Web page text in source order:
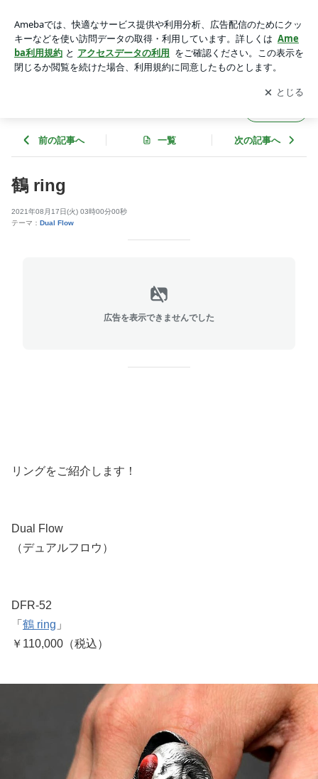
アプリをダウンロードして ブログの更新通知
を受け取りまし
ょう。
開く
前の記事へ 一覧 次の記事へ
鶴 ring
2021年08月17日(火) 03時00分00秒
テーマ： Dual Flow
広告を表示できませんでした
リングをご紹介します！
Dual Flow
（デュアルフロウ）
DFR-52
「 鶴 ring 」
￥110,000（税込）